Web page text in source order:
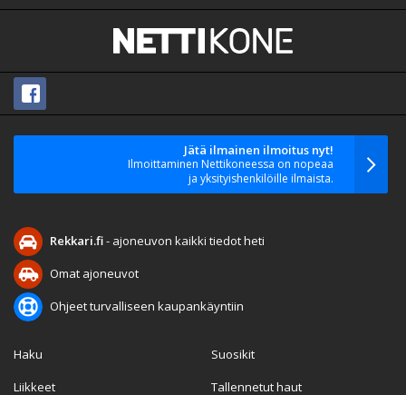
Jätä ilmainen ilmoitus nyt!
Ilmoittaminen Nettikoneessa on nopeaa
ja yksityishenkilöille ilmaista.
Rekkari.fi- ajoneuvon kaikki tiedot heti
Omat ajoneuvot
Ohjeet turvalliseen kaupankäyntiin
Haku
Liikkeet
Suosikit
Tallennetut haut